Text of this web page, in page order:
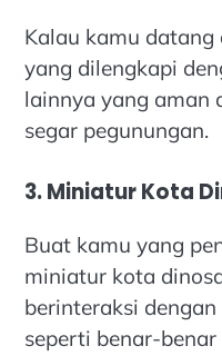
Kalau kamu datang
yang dilengkapi
lainnya yang aman
segar pegunungan.
3. Miniatur Kota
Buat kamu yang
miniatur kota
berinteraksi
seperti benar-